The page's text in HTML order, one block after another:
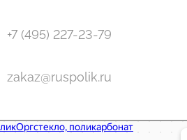
+7 (495) 227-23-79
zakaz@ruspolik.ru